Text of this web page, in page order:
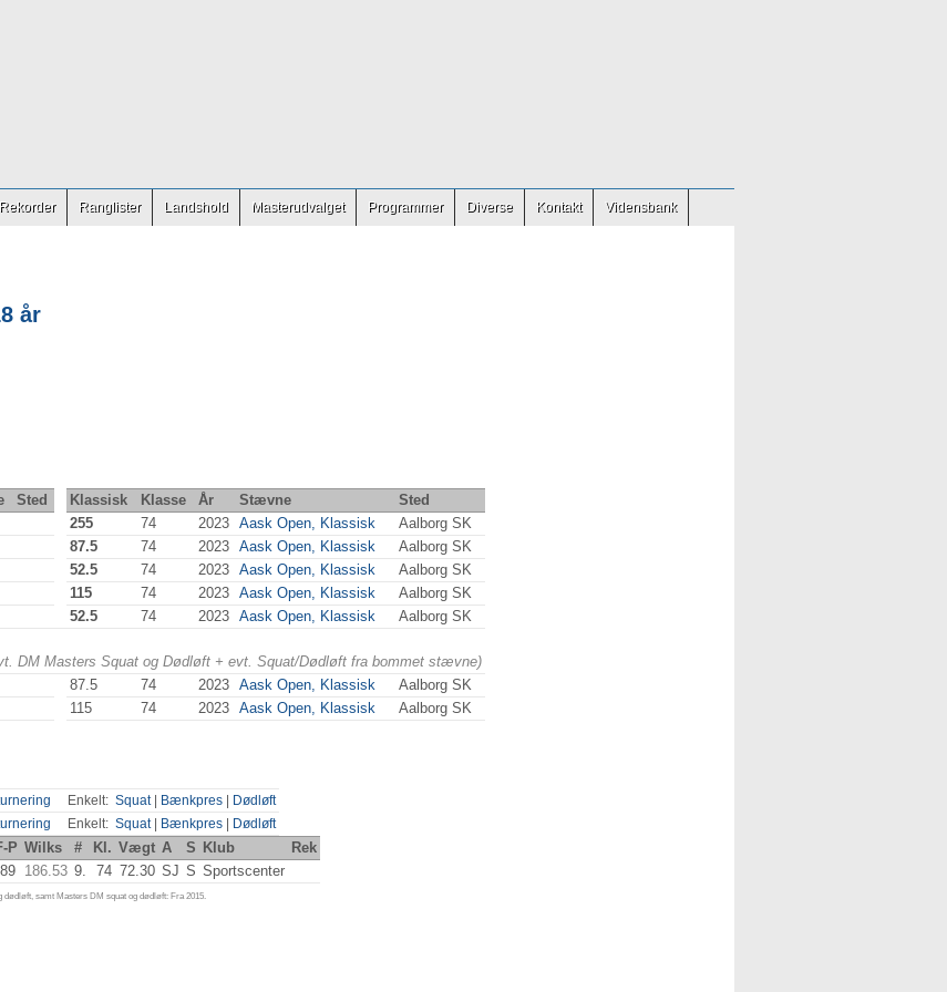
Rekorder Ranglister Landshold Masterudvalget Programmer Diverse Kontakt Vidensbank
år
Sted Klassisk Klasse År Stævne
Sted
255 74 2023 Aask Open, Klassisk
Aalborg SK
87.5 74 2023 Aask Open, Klassisk
Aalborg SK
52.5 74 2023 Aask Open, Klassisk
Aalborg SK
115 74 2023 Aask Open, Klassisk
Aalborg SK
52.5 74 2023 Aask Open, Klassisk Aalborg SK
DM Masters Squat og Dødløft + evt. Squat/Dødløft fra bommet stævne)
87.5 74 2023 Aask Open, Klassisk
Aalborg SK
115 74 2023 Aask Open, Klassisk Aalborg SK
Enkelt: Squat| Bænkpres
Dødløft
Enkelt: Squat| Bænkpres Dødløft
P Wilks # Kl. Vægt A S Klub
Rek
186.53 9. 74 72.30 SJ S Sportscenter
samt Masters DM squat og dødløft: Fra 2015.